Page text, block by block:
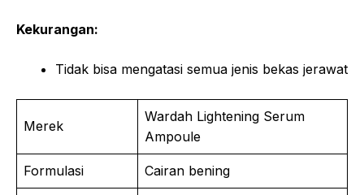
Kekurangan:
Tidak bisa mengatasi semua jenis bekas jerawat
Merek
Wardah Lightening Serum
Ampoule
Formulasi Cairan bening